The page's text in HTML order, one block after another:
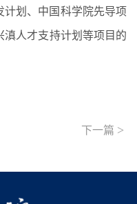
划、中国科学院先导项
滇人才支持计划等项目的
下一篇 >